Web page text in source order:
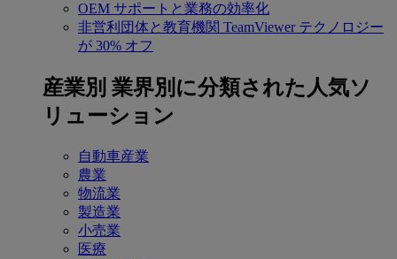
OEM サポートと業務の効率化
非営利団体と教育機関 TeamViewer テクノロジー
が 30% オフ
産業別 業界別に分類された人気ソ
リューション
自動車産業
農業
物流業
製造業
小売業
医療